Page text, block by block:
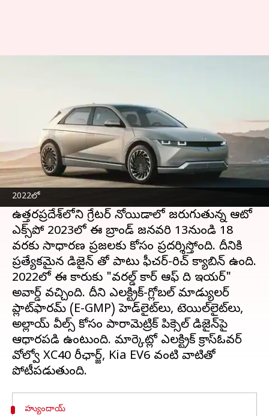
2022లో
Nishkala Sathivada Jan 11, 2023 05:26 pm
ఈ వార్తాకథనం ఏంటి
దక్షిణ కొరియా ఆటోమొబైల్ దిగ్గజం హ్యుందాయ్ తన
మొట్టమొదటి ఎలక్ట్రిక్ వాహనం IONIQ 5 ను
భారతీయ మార్కెట్ కోసం విడుదల చేసింది.
ఉత్తరప్రదేశ్‌లోని గ్రేటర్ నోయిడాలో జరుగుతున్న ఆటో
ఎక్స్‌పో 2023లో ఈ బ్రాండ్ జనవరి 13నుండి 18
వరకు సాధారణ ప్రజలకు కోసం ప్రదర్శిస్తోంది. దీనికి
ప్రత్యేకమైన డిజైన్ తో పాటు ఫీచర్-రిచ్ క్యాబిన్‌ ఉంది.
2022లో ఈ కారుకు "వరల్డ్ కార్ ఆఫ్ ది ఇయర్‌"
అవార్డ్ వచ్చింది. దీని ఎలక్ట్రిక్-గ్లోబల్ మాడ్యులర్
ప్లాట్‌ఫారమ్ (E-GMP) హెడ్‌లైట్‌లు, టెయిల్‌లైట్‌లు,
అల్లాయ్ వీల్స్ కోసం పారామెట్రిక్ పిక్సెల్ డిజైన్‌పై
ఆధారపడి ఉంటుంది. మార్కెట్లో ఎలక్ట్రిక్ క్రాస్ఓవర్
వోల్వో XC40 రీఛార్జ్, Kia EV6 వంటి వాటితో
హ్యుందాయ్